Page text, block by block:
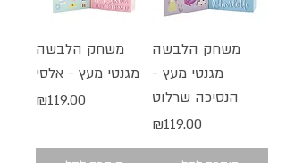
משחק הלבשה
מגנטי מעץ -
הנסיכה שרלוט
מחיר
₪119.00
משחק הלבשה
מגנטי מעץ - אלסי
מחיר
₪119.00